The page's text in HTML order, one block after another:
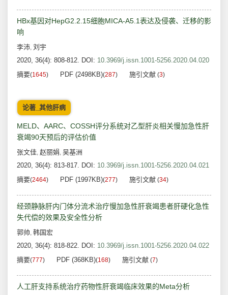
HBx基因对HepG2.2.15细胞MICA-A5.1表达及侵袭、迁移的影
响
李沛, 刘宇
2020, 36(4): 808-812. DOI: 10.3969/j.issn.1001-5256.2020.04.020
摘要(1645) PDF (2498KB)(287) 施引文献 (3)
论著_其他肝病
MELD、AARC、COSSH评分系统对乙型肝炎相关慢加急性肝
衰竭90天预后的评估价值
张文佳, 赵丽娟, 吴基洲
2020, 36(4): 813-817. DOI: 10.3969/j.issn.1001-5256.2020.04.021
摘要(2464) PDF (1997KB)(277) 施引文献 (34)
经颈静脉肝内门体分流术治疗慢加急性肝衰竭患者肝硬化急性
失代偿的效果及安全性分析
郭帅, 韩国宏
2020, 36(4): 818-822. DOI: 10.3969/j.issn.1001-5256.2020.04.022
摘要(777) PDF (368KB)(168) 施引文献 (7)
人工肝支持系统治疗药物性肝衰竭临床效果的Meta分析